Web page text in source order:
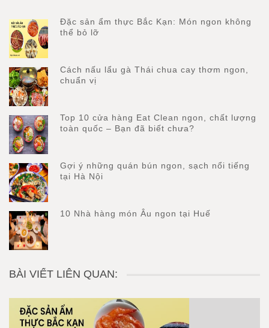
Đặc sản ẩm thực Bắc Kạn: Món ngon không
thể bỏ lỡ
Cách nấu lẩu gà Thái chua cay thơm ngon,
chuẩn vị
Top 10 cửa hàng Eat Clean ngon, chất lượng
toàn quốc – Bạn đã biết chưa?
Gợi ý những quán bún ngon, sạch nổi tiếng
tại Hà Nội
10 Nhà hàng món Âu ngon tại Huế
BÀI VIẾT LIÊN QUAN: